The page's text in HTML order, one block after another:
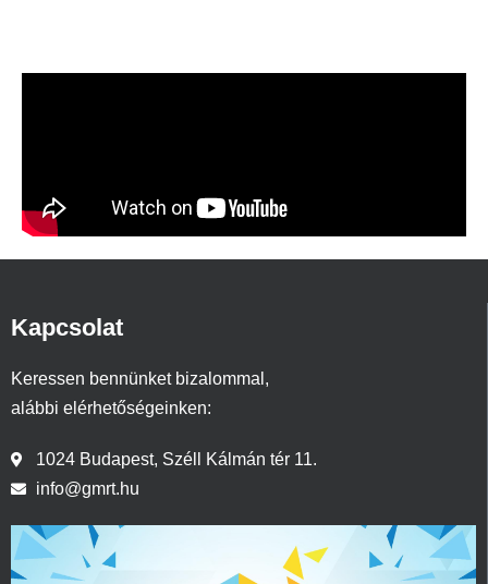
Kapcsolat
Keressen bennünket bizalommal,
alábbi elérhetőségeinken:
1024 Budapest, Széll Kálmán tér 11.
info@gmrt.hu